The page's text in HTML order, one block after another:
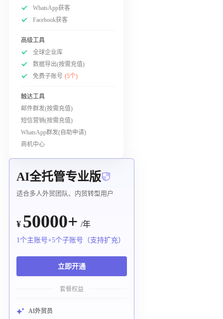
WhatsApp获客
Facebook获客
高级工具
全球企业库
数据导出(按需充值)
免费子账号 (5个)
触达工具
邮件群发(按需充值)
短信营销(按需充值)
WhatsApp群发(自助申请)
商机中心
AI全托管专业版
适合多人外贸团队、内贸转型用户
¥ 50000+ /年
1个主账号+5个子账号（支持扩充）
立即开通
套餐权益
AI外贸员